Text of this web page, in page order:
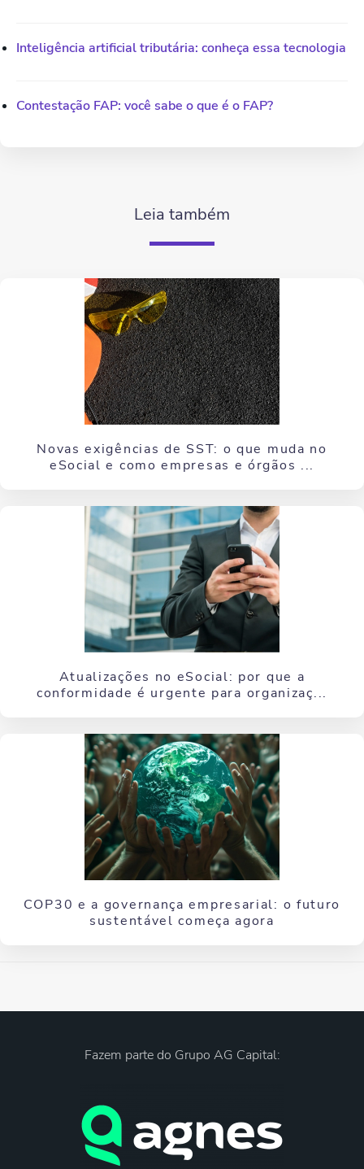
Inteligência artificial tributária: conheça essa tecnologia
Contestação FAP: você sabe o que é o FAP?
Leia também
Novas exigências de SST: o que muda no
eSocial e como empresas e órgãos ...
Atualizações no eSocial: por que a
conformidade é urgente para organizaç...
COP30 e a governança empresarial: o futuro
sustentável começa agora
Fazem parte do Grupo AG Capital: